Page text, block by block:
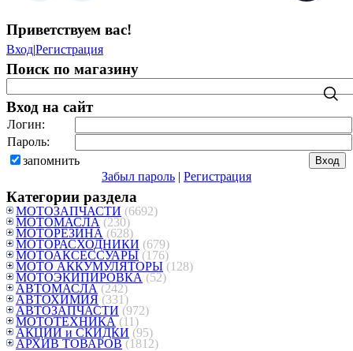
Приветствуем вас!
Вход|Регистрация
Поиск по магазину
Вход на сайт
Логин:
Пароль:
запомнить
Забыл пароль | Регистрация
Категории раздела
МОТОЗАПЧАСТИ (6692)
МОТОМАСЛА (230)
МОТОРЕЗИНА (628)
МОТОРАСХОДНИКИ (679)
МОТОАКСЕССУАРЫ (176)
МОТО АККУМУЛЯТОРЫ (128)
МОТОЭКИПИРОВКА (52)
АВТОМАСЛА (242)
АВТОХИМИЯ (331)
АВТОЗАПЧАСТИ (972)
МОТОТЕХНИКА (11)
АКЦИИ и СКИДКИ (95)
АРХИВ ТОВАРОВ (1812)